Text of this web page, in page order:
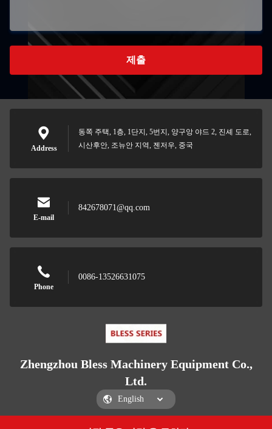
제출
Address
동쪽 주택, 1층, 1단지, 5번지, 양구앙 야드 2, 진셰 도로,
시산후안, 조뉴안 지역, 젠저우, 중국
E-mail
842678071@qq.com
Phone
0086-13526631075
Zhengzhou Bless Machinery Equipment Co.,
Ltd.